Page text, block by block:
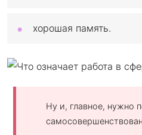
хорошая память.
Ну и, главное, нужно